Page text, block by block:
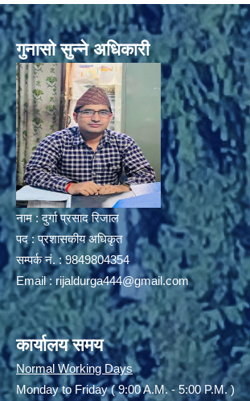
गुनासो सुन्ने अधिकारी
नाम : दुर्गा प्रसाद रिजाल
पद : प्रशासकीय अधिकृत
सम्पर्क नं. : 9849804354
Email : rijaldurga444@gmail.com
कार्यालय समय
Normal Working Days
Monday to Friday ( 9:00 A.M. - 5:00 P.M. )